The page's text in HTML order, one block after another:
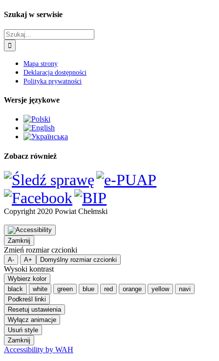
Szukaj w serwisie
Szukaj
Mapa strony
Deklaracja dostępności
Polityka prywatności
Wersje językowe
Zobacz również
Copyright 2020 Powiat Chełmski
Zamknij
Zmień rozmiar czcionki
A- A+ Domyślny rozmiar czcionki
Wysoki kontrast
Wybierz kolor
black
white green blue red orange yellow
navi
Podkreśl linki
Resetuj ustawienia
Wyłącz animacje
Usuń style
Zamknij
Accessibility by WAH